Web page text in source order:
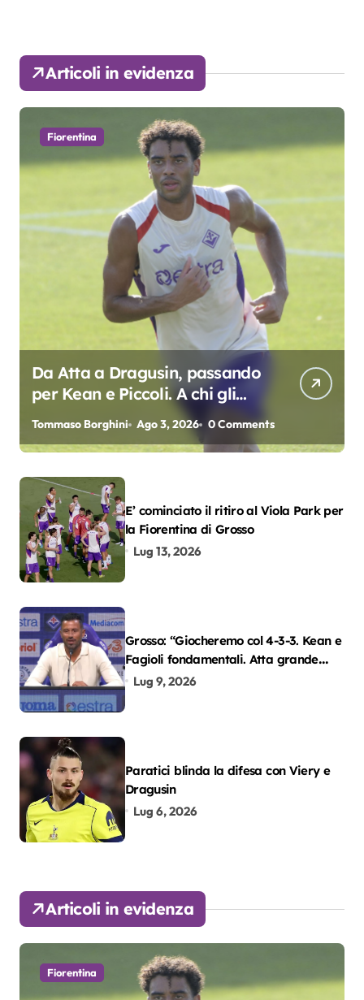
Articoli in evidenza
Fiorentina
Da Atta a Dragusin, passando
per Kean e Piccoli. A chi gli
oscar del precampionato?
Tommaso Borghini Ago 3, 2026 0 Comments
E’ cominciato il ritiro al Viola Park per
la Fiorentina di Grosso
Lug 13, 2026
Grosso: “Giocheremo col 4-3-3. Kean e
Fagioli fondamentali. Atta grande
colpo”
Lug 9, 2026
Paratici blinda la difesa con Viery e
Dragusin
Lug 6, 2026
Articoli in evidenza
Fiorentina